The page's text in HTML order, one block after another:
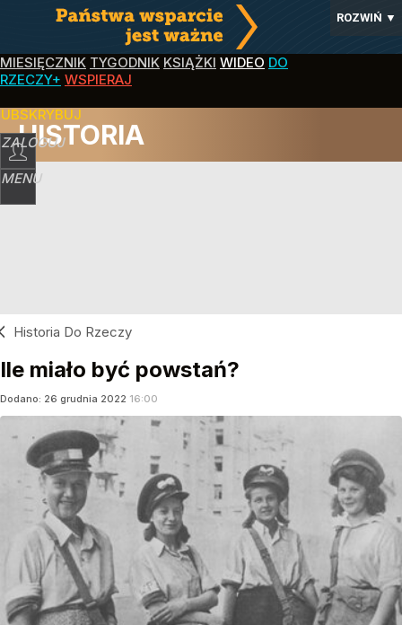
ROZWIŃ ▼
MIESIĘCZNIK TYGODNIK KSIĄŻKI WIDEO DO
RZECZY+ WSPIERAJ
ZALOGUJ
MENU
HISTORIA
Historia Do Rzeczy
Ile miało być powstań?
Dodano: 26 grudnia 2022 16:00